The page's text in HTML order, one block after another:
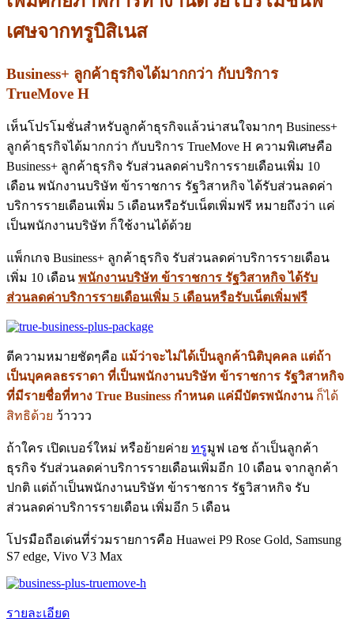
เศษจากทรูบิสิเนส
Business+ ลูกค้าธุรกิจได้มากกว่า กับบริการ
TrueMove H
เห็นโปรโมชั่นสำหรับลูกค้าธุรกิจแล้วน่าสนใจมากๆ Business+
ลูกค้าธุรกิจได้มากกว่า กับบริการ TrueMove H ความพิเศษคือ
Business+ ลูกค้าธุรกิจ รับส่วนลดค่าบริการรายเดือนเพิ่ม 10
เดือน พนักงานบริษัท ข้าราชการ รัฐวิสาหกิจ ได้รับส่วนลดค่า
บริการรายเดือนเพิ่ม 5 เดือนหรือรับเน็ตเพิ่มฟรี หมายถึงว่า แค่
เป็นพนักงานบริษัท ก็ใช้งานได้ด้วย
แพ็กเกจ Business+ ลูกค้าธุรกิจ รับส่วนลดค่าบริการรายเดือน
เพิ่ม 10 เดือน พนักงานบริษัท ข้าราชการ รัฐวิสาหกิจ ได้รับ
ส่วนลดค่าบริการรายเดือนเพิ่ม 5 เดือนหรือรับเน็ตเพิ่มฟรี
ตีความหมายชัดๆคือ แม้ว่าจะไม่ได้เป็นลูกค้านิติบุคคล แต่ถ้า
เป็นบุคคลธรราดา ที่เป็นพนักงานบริษัท ข้าราชการ รัฐวิสาหกิจ
ที่มีรายชื่อที่ทาง True Business กำหนด แค่มีบัตรพนักงานก็ได้
สิทธิด้วย ว้าววว
ถ้าใคร เปิดเบอร์ใหม่ หรือย้ายค่าย ทรูมูฟ เอช ถ้าเป็นลูกค้า
ธุรกิจ รับส่วนลดค่าบริการรายเดือนเพิ่มอีก 10 เดือน จากลูกค้า
ปกติ แต่ถ้าเป็นพนักงานบริษัท ข้าราชการ รัฐวิสาหกิจ รับ
ส่วนลดค่าบริการรายเดือน เพิ่มอีก 5 เดือน
โปรมือถือเด่นที่ร่วมรายการคือ Huawei P9 Rose Gold, Samsung
S7 edge, Vivo V3 Max
รายละเอียด